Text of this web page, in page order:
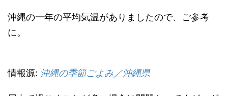
沖縄の一年の平均気温がありましたので、ご参考
に。
情報源: 沖縄の季節ごよみ／沖縄県